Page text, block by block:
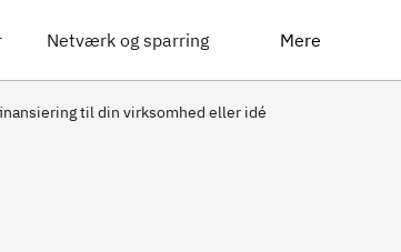
Netværk og sparring Mere
til din virksomhed eller idé